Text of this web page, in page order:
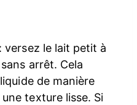
: versez le lait petit à
arrêt. Cela
de manière
texture lisse. Si